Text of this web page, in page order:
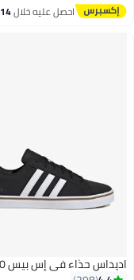
احصل عليه خلال14
اديداس حذاء في إس بيس 2.0